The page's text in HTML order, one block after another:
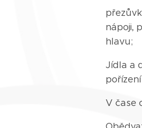
nápoji,
hlavu;
Jídla a
V čase